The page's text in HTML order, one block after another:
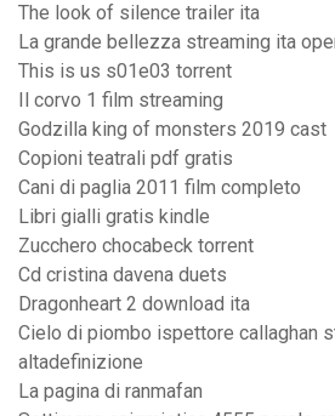
The look of silence trailer ita
La grande bellezza streaming ita
This is us s01e03 torrent
Il corvo 1 film streaming
Godzilla king of monsters 2019 cast
Copioni teatrali pdf gratis
Cani di paglia 2011 film completo
Libri gialli gratis kindle
Zucchero chocabeck torrent
Cd cristina davena duets
Dragonheart 2 download ita
Cielo di piombo ispettore callaghan
altadefinizione
La pagina di ranmafan